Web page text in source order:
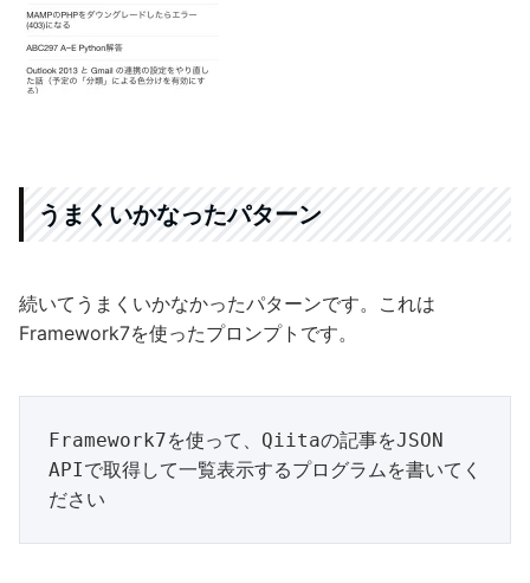
うまくいかなったパターン
続いてうまくいかなかったパターンです。これは
Framework7を使ったプロンプトです。
Framework7を使って、Qiitaの記事をJSON
APIで取得して一覧表示するプログラムを書いてく